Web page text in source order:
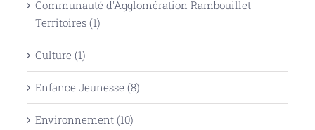
Communauté d'Agglomération Rambouillet
Territoires (1)
Culture (1)
Enfance Jeunesse (8)
Environnement (10)